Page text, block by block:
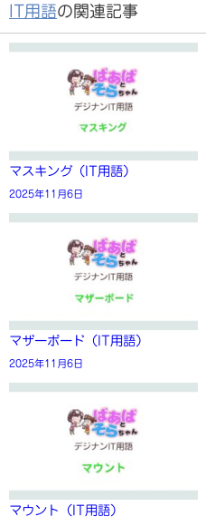
IT用語の関連記事
マスキング（IT用語）
2025年11月6日
マザーボード（IT用語）
2025年11月6日
マウント（IT用語）